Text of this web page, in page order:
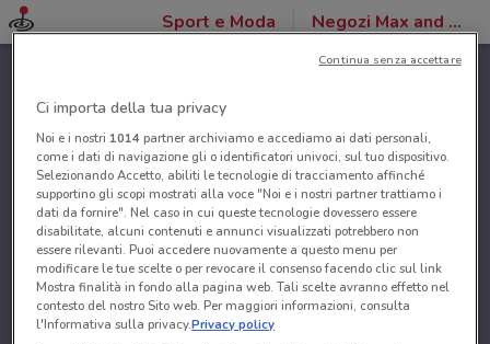
Sport e Moda Negozi Max and CO
Ci importa della tua privacy
Noi e i nostri 1014partner archiviamo e accediamo ai dati personali,
come i dati di navigazione gli o identificatori univoci, sul tuo dispositivo.
Selezionando Accetto, abiliti le tecnologie di tracciamento affinché
supportino gli scopi mostrati alla voce "Noi e i nostri partner trattiamo i
dati da fornire". Nel caso in cui queste tecnologie dovessero essere
disabilitate, alcuni contenuti e annunci visualizzati potrebbero non
essere rilevanti. Puoi accedere nuovamente a questo menu per
modificare le tue scelte o per revocare il consenso facendo clic sul link
Mostra finalità in fondo alla pagina web. Tali scelte avranno effetto nel
contesto del nostro Sito web. Per maggiori informazioni, consulta
l'Informativa sulla privacy.Privacy policy
Continua senza accettare